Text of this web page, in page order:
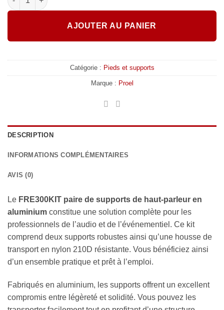
AJOUTER AU PANIER
Catégorie : Pieds et supports
Marque : Proel
DESCRIPTION
INFORMATIONS COMPLÉMENTAIRES
AVIS (0)
Le FRE300KIT paire de supports de haut-parleur en
aluminium constitue une solution complète pour les
professionnels de l’audio et de l’événementiel. Ce kit
comprend deux supports robustes ainsi qu’une housse de
transport en nylon 210D résistante. Vous bénéficiez ainsi
d’un ensemble pratique et prêt à l’emploi.
Fabriqués en aluminium, les supports offrent un excellent
compromis entre légèreté et solidité. Vous pouvez les